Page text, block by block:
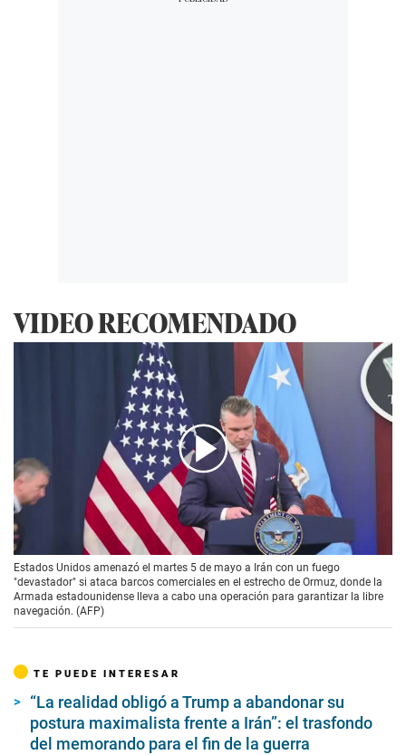
VIDEO RECOMENDADO
00:00 01:58
Estados Unidos amenazó el martes 5 de mayo a Irán con un fuego
"devastador" si ataca barcos comerciales en el estrecho de Ormuz, donde la
Armada estadounidense lleva a cabo una operación para garantizar la libre
navegación. (AFP)
TE PUEDE INTERESAR
“La realidad obligó a Trump a abandonar su
postura maximalista frente a Irán”: el trasfondo
del memorando para el fin de la guerra